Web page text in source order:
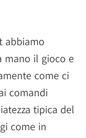
abbiamo
mano il gioco e
come ci
comandi
tipica del
come in